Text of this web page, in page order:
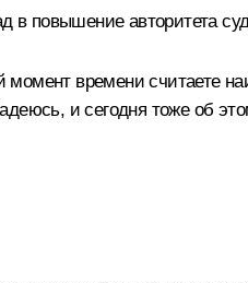
в повышение авторитета
времени считаете
и сегодня тоже об